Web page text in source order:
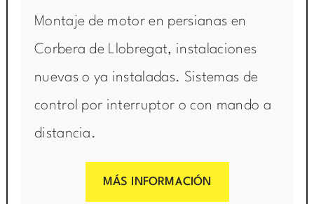
Montaje de motor en persianas en
Corbera de Llobregat, instalaciones
nuevas o ya instaladas. Sistemas de
control por interruptor o con mando a
distancia.
MÁS INFORMACIÓN